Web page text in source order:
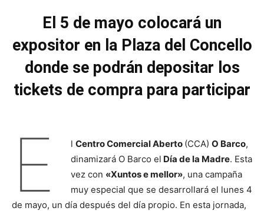
El 5 de mayo colocará un
expositor en la Plaza del Concello
donde se podrán depositar los
tickets de compra para participar
E l Centro Comercial Aberto (CCA) O Barco,
dinamizará O Barco el Día de la Madre. Esta
vez con «Xuntos e mellor», una campaña
muy especial que se desarrollará el lunes 4
de mayo, un día después del día propio. En esta jornada,